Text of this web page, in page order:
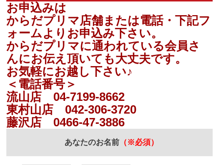
お申込みは
からだプリマ店舗または電話・下記フ
ォームよりお申込み下さい。
からだプリマに通われている会員さ
んにお伝え頂いても大丈夫です。
お気軽にお越し下さい♪
＜電話番号＞
流山店 04-7199-8662
東村山店 042-306-3720
藤沢店 0466-47-3886
あなたのお名前 （※必須）